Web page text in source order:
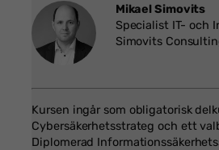
Mikael Simovits
Specialist IT- och
Simovits
Kursen ingår som obligatorisk
Cybersäkerhetsstrateg och ett
Diplomerad